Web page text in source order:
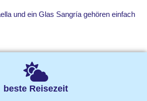
und ein Glas Sangría gehören einfach
beste Reisezeit